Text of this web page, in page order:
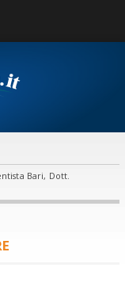
Bari, Dott.